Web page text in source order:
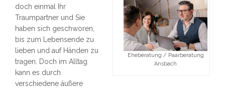
Eheberatung / Paarberatung
Ansbach
doch einmal Ihr
Traumpartner und Sie
haben sich geschworen,
bis zum Lebensende zu
lieben und auf Händen zu
tragen. Doch im Alltag
kann es durch
verschiedene äußere